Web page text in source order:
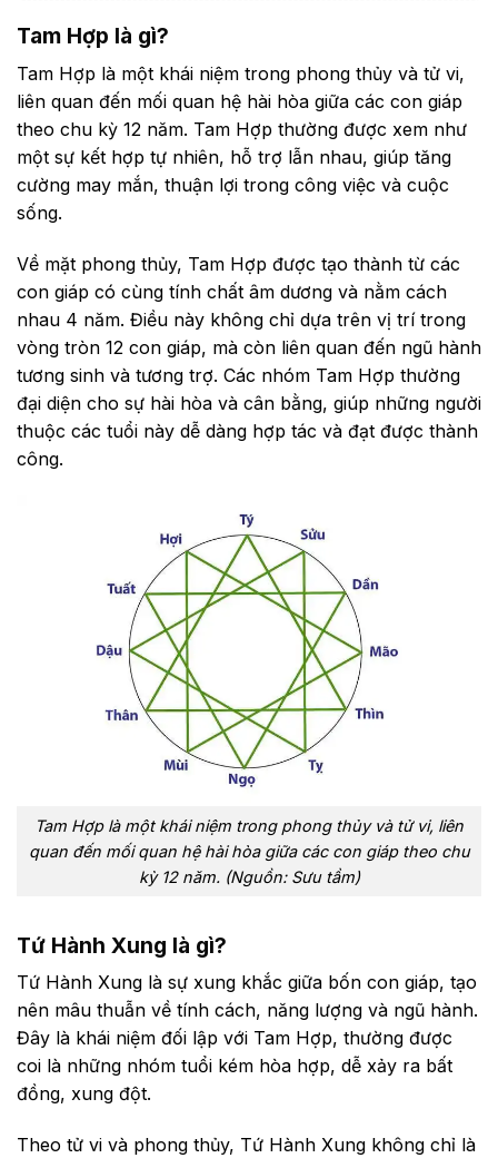
Tam Hợp là gì?
Tam Hợp là một khái niệm trong phong thủy và tử vi,
liên quan đến mối quan hệ hài hòa giữa các con giáp
theo chu kỳ 12 năm. Tam Hợp thường được xem như
một sự kết hợp tự nhiên, hỗ trợ lẫn nhau, giúp tăng
cường may mắn, thuận lợi trong công việc và cuộc
sống.
Về mặt phong thủy, Tam Hợp được tạo thành từ các
con giáp có cùng tính chất âm dương và nằm cách
nhau 4 năm. Điều này không chỉ dựa trên vị trí trong
vòng tròn 12 con giáp, mà còn liên quan đến ngũ hành
tương sinh và tương trợ. Các nhóm Tam Hợp thường
đại diện cho sự hài hòa và cân bằng, giúp những người
thuộc các tuổi này dễ dàng hợp tác và đạt được thành
công.
Tam Hợp là một khái niệm trong phong thủy và tử vi, liên
quan đến mối quan hệ hài hòa giữa các con giáp theo chu
kỳ 12 năm. (Nguồn: Sưu tầm)
Tứ Hành Xung là gì?
Tứ Hành Xung là sự xung khắc giữa bốn con giáp, tạo
nên mâu thuẫn về tính cách, năng lượng và ngũ hành.
Đây là khái niệm đối lập với Tam Hợp, thường được
coi là những nhóm tuổi kém hòa hợp, dễ xảy ra bất
đồng, xung đột.
Theo tử vi và phong thủy, Tứ Hành Xung không chỉ là